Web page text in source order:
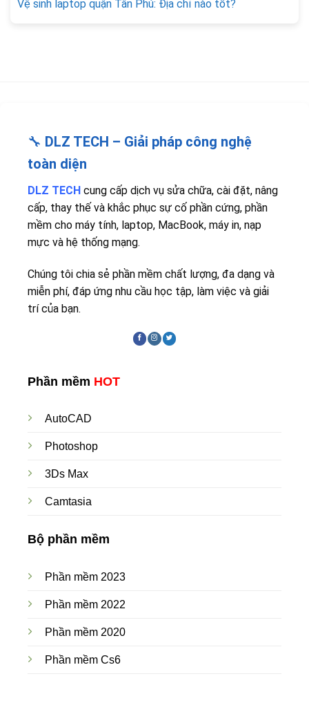
Vệ sinh laptop quận Tân Phú: Địa chỉ nào tốt?
🔧 DLZ TECH – Giải pháp công nghệ
toàn diện
DLZ TECH cung cấp dịch vụ sửa chữa, cài đặt, nâng
cấp, thay thế và khắc phục sự cố phần cứng, phần
mềm cho máy tính, laptop, MacBook, máy in, nạp
mực và hệ thống mạng.
Chúng tôi chia sẻ phần mềm chất lượng, đa dạng và
miễn phí, đáp ứng nhu cầu học tập, làm việc và giải
trí của bạn.
Phần mềm HOT
AutoCAD
Photoshop
3Ds Max
Camtasia
Bộ phần mềm
Phần mềm 2023
Phần mềm 2022
Phần mềm 2020
Phần mềm Cs6